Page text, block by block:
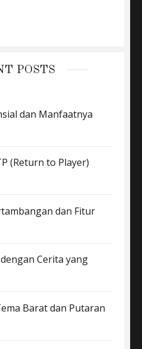
POSTS
dan Manfaatnya
(Return to Player)
dan Fitur
Cerita yang
Barat dan Putaran